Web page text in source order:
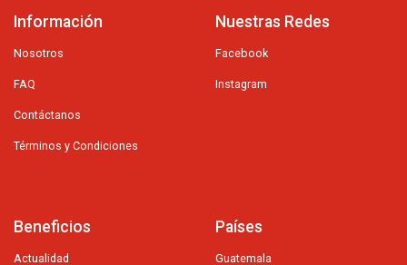
Información
Nosotros
FAQ
Contáctanos
Términos y Condiciones
Nuestras Redes
Facebook
Instagram
Beneficios
Actualidad
Países
Guatemala